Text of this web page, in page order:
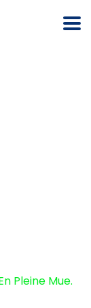
Pleine Mue.